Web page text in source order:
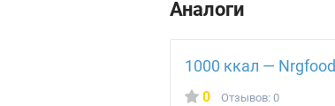
Аналоги
1000 ккал — Nrgfood
0 Отзывов: 0